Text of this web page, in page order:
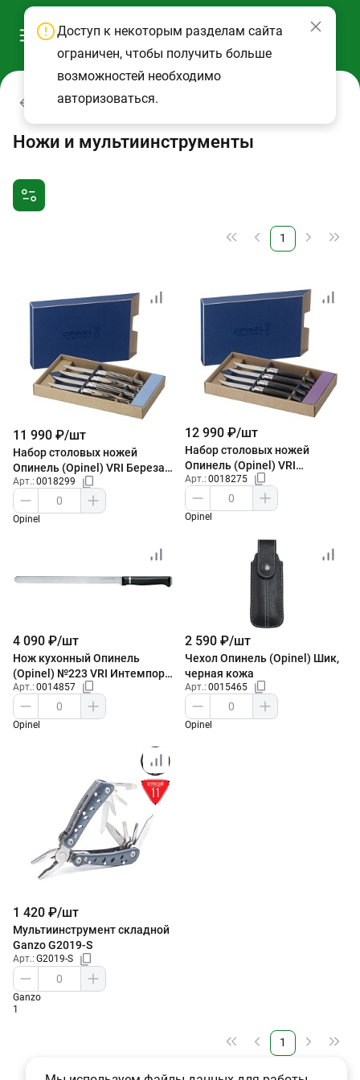
Каталог
Ножи и мультиинструменты
1
11 990 ₽/шт
Набор столовых ножей
Опинель (Opinel) VRI Береза
из 4-х штук
Арт.: 0018299
Opinel
12 990 ₽/шт
Набор столовых ножей
Опинель (Opinel) VRI
Эбеновое дерево из 4-х штук
Арт.: 0018275
Opinel
4 090 ₽/шт
Нож кухонный Опинель
(Opinel) №223 VRI Интемпора
для карпаччо
Арт.: 0014857
Opinel
2 590 ₽/шт
Чехол Опинель (Opinel) Шик,
черная кожа
Арт.: 0015465
Opinel
1 420 ₽/шт
Мультиинструмент складной
Ganzo G2019-S
Арт.: G2019-S
Ganzo
1
1
Доступ к некоторым разделам сайта
ограничен, чтобы получить больше
возможностей необходимо
авторизоваться.